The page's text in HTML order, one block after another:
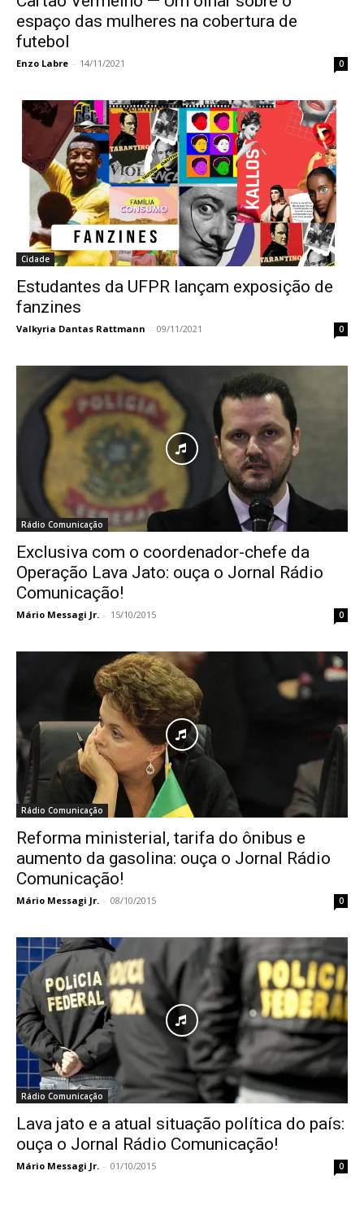
espaço das mulheres na cobertura de
futebol
Enzo Labre - 14/11/2021 0
Cidade
Estudantes da UFPR lançam exposição de
fanzines
Valkyria Dantas Rattmann - 09/11/2021 0
Rádio Comunicação
Exclusiva com o coordenador-chefe da
Operação Lava Jato: ouça o Jornal Rádio
Comunicação!
Mário Messagi Jr. - 15/10/2015 0
Rádio Comunicação
Reforma ministerial, tarifa do ônibus e
aumento da gasolina: ouça o Jornal Rádio
Comunicação!
Mário Messagi Jr. - 08/10/2015 0
Rádio Comunicação
Lava jato e a atual situação política do país:
ouça o Jornal Rádio Comunicação!
Mário Messagi Jr. - 01/10/2015 0